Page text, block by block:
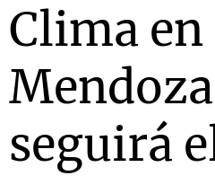
Clima en
seguirá